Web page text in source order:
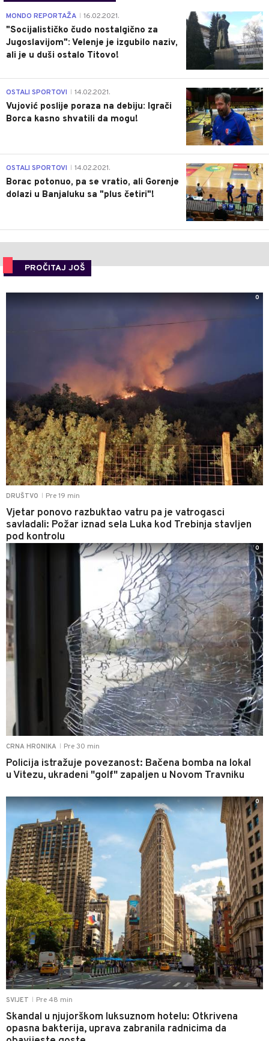
4
MONDO REPORTAŽA 16.02.2021.
"Socijalističko čudo nostalgično za
Jugoslavijom": Velenje je izgubilo naziv,
ali je u duši ostalo Titovo!
1
OSTALI SPORTOVI 14.02.2021.
Vujović poslije poraza na debiju: Igrači
Borca kasno shvatili da mogu!
3
OSTALI SPORTOVI 14.02.2021.
Borac potonuo, pa se vratio, ali Gorenje
dolazi u Banjaluku sa "plus četiri"!
PROČITAJ JOŠ
DRUŠTVO Pre 19 min
Vjetar ponovo razbuktao vatru pa je vatrogasci
savladali: Požar iznad sela Luka kod Trebinja stavljen
pod kontrolu
0
CRNA HRONIKA Pre 30 min
Policija istražuje povezanost: Bačena bomba na lokal
u Vitezu, ukradeni "golf" zapaljen u Novom Travniku
0
SVIJET Pre 48 min
Skandal u njujorškom luksuznom hotelu: Otkrivena
opasna bakterija, uprava zabranila radnicima da
0